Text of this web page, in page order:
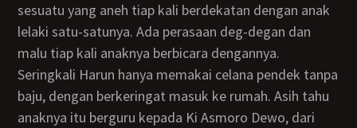
sesuatu yang aneh tiap kali berdekatan dengan anak
lelaki satu-satunya. Ada perasaan deg-degan dan
malu tiap kali anaknya berbicara dengannya.
Seringkali Harun hanya memakai celana pendek tanpa
baju, dengan berkeringat masuk ke rumah. Asih tahu
anaknya itu berguru kepada Ki Asmoro Dewo, dari